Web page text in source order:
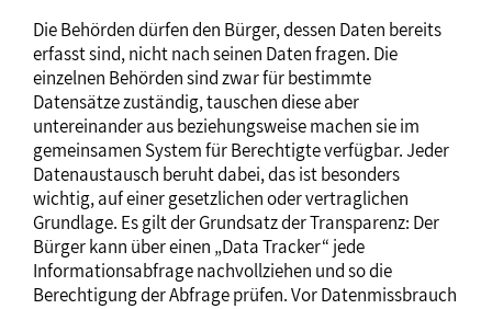
Die Behörden dürfen den Bürger, dessen Daten bereits
erfasst sind, nicht nach seinen Daten fragen. Die
einzelnen Behörden sind zwar für bestimmte
Datensätze zuständig, tauschen diese aber
untereinander aus beziehungsweise machen sie im
gemeinsamen System für Berechtigte verfügbar. Jeder
Datenaustausch beruht dabei, das ist besonders
wichtig, auf einer gesetzlichen oder vertraglichen
Grundlage. Es gilt der Grundsatz der Transparenz: Der
Bürger kann über einen „Data Tracker“ jede
Informationsabfrage nachvollziehen und so die
Berechtigung der Abfrage prüfen. Vor Datenmissbrauch